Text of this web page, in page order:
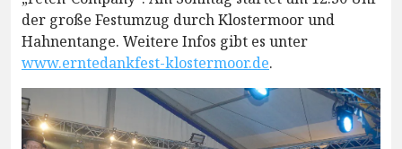
der große Festumzug durch Klostermoor und
Hahnentange. Weitere Infos gibt es unter
www.erntedankfest-klostermoor.de.